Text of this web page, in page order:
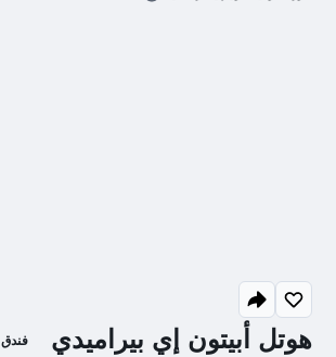
هوتل أبيتون إي بيراميدي فندق